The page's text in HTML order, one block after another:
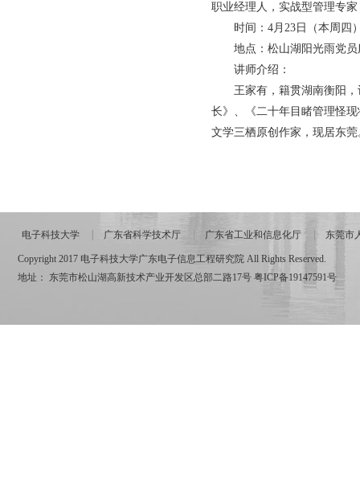
职业经理人，实战型管理专
时间：4月23日（本周四
地点：松山湖阳光雨党
讲师介绍：
王家有，籍贯湖南衡阳
长》、《二十年目睹管理怪
文学三栖原创作家，现居东莞
电子科技大学 广东省科学技术厅 广东省工业和信息化厅 东莞市
Copyright 2017 电子科技大学广东电子信息工程研究院 All Rights Reserved.
地址： 东莞市松山湖高新技术产业开发区总部二路17号 粤ICP备19147591号